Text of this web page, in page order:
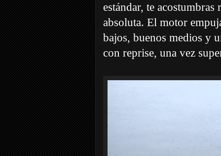
estándar, te
absoluta. El motor
bajos, buenos medios y
con reprise, una vez